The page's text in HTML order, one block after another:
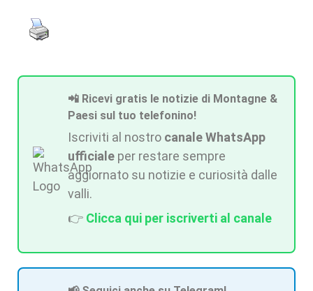
📲 Ricevi gratis le notizie di Montagne &
Paesi sul tuo telefonino!
Iscriviti al nostro canale WhatsApp
ufficiale per restare sempre
aggiornato su notizie e curiosità dalle
valli.
👉 Clicca qui per iscriverti al canale